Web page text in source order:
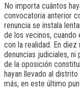
No importa cuántos
convocatoria anterior
renuncia se instala
de los vecinos,
con la realidad. En
denuncias judiciales,
de la oposición
hayan llevado al
más, en este último